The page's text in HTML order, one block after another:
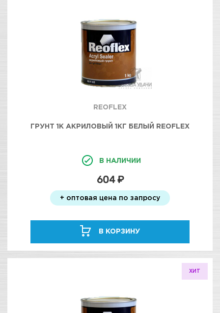
REOFLEX
ГРУНТ 1К АКРИЛОВЫЙ 1КГ БЕЛЫЙ REOFLEX
В НАЛИЧИИ
604 ₽
+ оптовая цена по запросу
В КОРЗИНУ
ХИТ